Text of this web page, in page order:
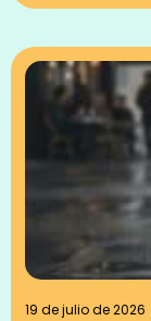
19 de julio de 2026